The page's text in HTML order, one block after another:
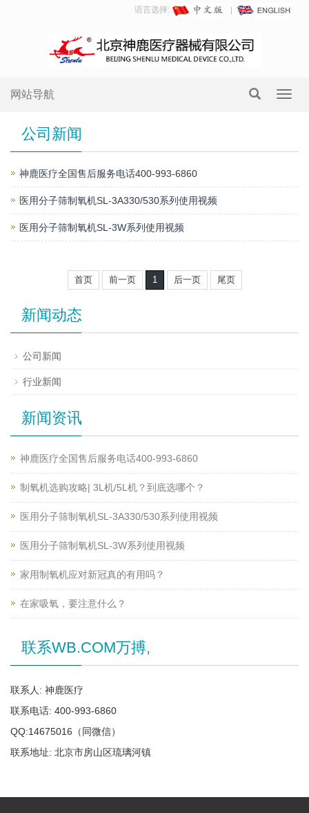
语言选择:
网站导航
公司新闻
神鹿医疗全国售后服务电话400-993-6860
医用分子筛制氧机SL-3A330/530系列使用视频
医用分子筛制氧机SL-3W系列使用视频
首页 前一页 1 后一页 尾页
新闻动态
公司新闻
行业新闻
新闻资讯
神鹿医疗全国售后服务电话400-993-6860
制氧机选购攻略| 3L机/5L机？到底选哪个？
医用分子筛制氧机SL-3A330/530系列使用视频
医用分子筛制氧机SL-3W系列使用视频
家用制氧机应对新冠真的有用吗？
在家吸氧，要注意什么？
联系WB.COM万搏,
联系人: 神鹿医疗
联系电话: 400-993-6860
QQ:14675016（同微信）
联系地址: 北京市房山区琉璃河镇